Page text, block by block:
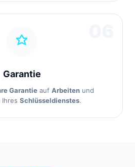
Garantie
Garantie auf Arbeiten und
Ihres Schlüsseldienstes.